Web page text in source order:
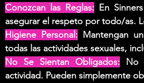
Conozcan las Reglas: En
asegurar el respeto por todo/as.
Higiene Personal: Mantengan
todas las actividades sexuales,
No Se Sientan Obligados: No
actividad. Pueden simplemente